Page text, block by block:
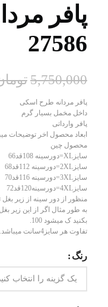
پافر
27586
5,750,000
پافر مردانه طرح اسکی
داخل مخمل بسیار گرم
پافر وارداتی
ابعاد محصول اخر توضیحات
محصول چین
سایزXL=دورسینه 108قد66
سایز2XL=دورسینه 112قد68
سایز3XL=دورسینه 116قد70
سایز4XL=دورسینه120قد72
منظور از دور سینه از زیر بغل
بکنید ک میشود 100.
تفاوت هر سایز4سانت میباشد.
رنگ